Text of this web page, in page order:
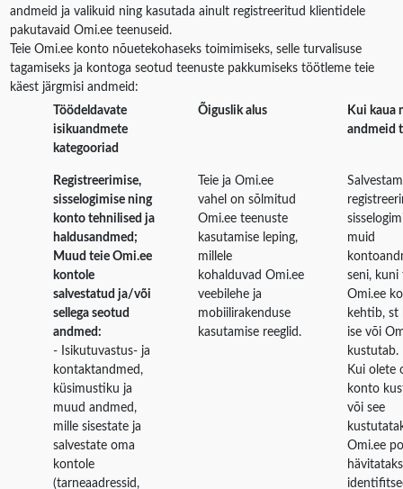
andmeid ja valikuid ning kasutada ainult registreeritud klientidele
pakutavaid Omi.ee teenuseid.
Teie Omi.ee konto nõuetekohaseks toimimiseks, selle turvalisuse
tagamiseks ja kontoga seotud teenuste pakkumiseks töötleme teie
käest järgmisi andmeid:
Töödeldavate
isikuandmete
kategooriad
Õiguslik alus
Kui kaua
andmeid
Registreerimise,
sisselogimise ning
konto tehnilised ja
haldusandmed;
Muud teie Omi.ee
kontole
salvestatud ja/või
sellega seotud
andmed:
- Isikutuvastus- ja
kontaktandmed,
küsimustiku ja
muud andmed,
mille sisestate ja
salvestate oma
kontole
(tarneaadressid,
Teie ja Omi.ee
vahel on sõlmitud
Omi.ee teenuste
kasutamise leping,
millele
kohalduvad Omi.ee
veebilehe ja
mobiilirakenduse
kasutamise reeglid.
muid
seni, kuni
Omi.ee
kehtib, st
ise või
kustutab.
Kui olete
konto
või see
Omi.ee